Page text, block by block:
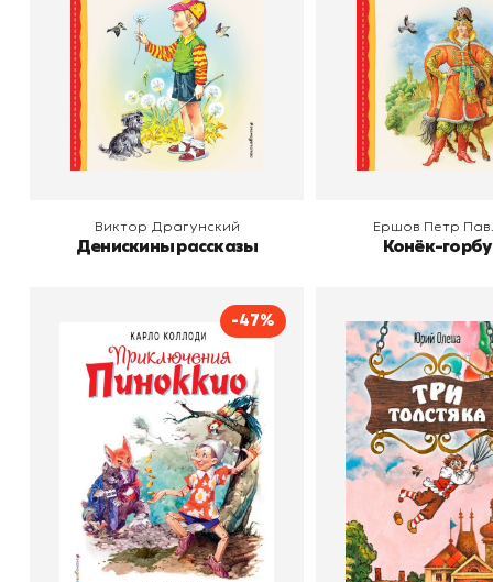
В корзину
Виктор Драгунский
Денискины рассказы
В корзину
Ершов Петр
Конёк-
-47%
Приключения Пиноккио
Карло Коллоди
Издательство
Эксмодетство
В корзину
Три
Автор
Олеша
Издательство
В корзину